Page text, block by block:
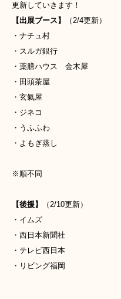
更新していきます！
【出展ブース】
（2/4更新）
・ナチュ村
・スルガ銀行
・薬膳ハウス 金木犀
・田頭茶屋
・玄氣屋
・ジネコ
・うふふわ
・よもぎ蒸し
※順不同
【後援】
（2/10更新）
・イムズ
・西日本新聞社
・テレビ西日本
・リビング福岡